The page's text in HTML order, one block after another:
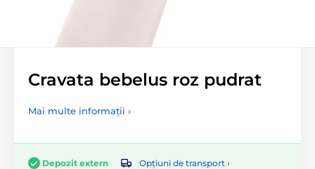
Cravata bebelus roz pudrat
Mai multe informații ›
Depozit extern
Opțiuni de transport ›